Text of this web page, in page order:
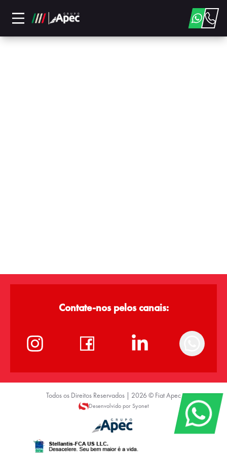
Contate-nos pelos canais:
Todos os Direitos Reservados | 2026 © Fiat Apec
Desenvolvido por Syonet